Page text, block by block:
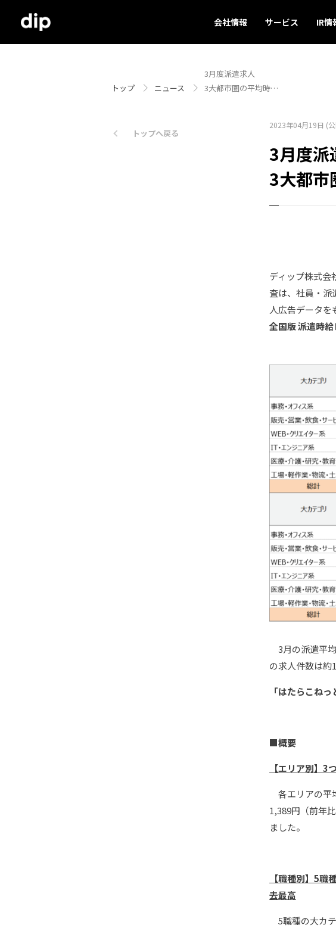
会社情報 サービス IR情
トップ ニュース
3月度派遣求人
3大都市圏の平均時…
トップへ戻る
2023年04月19日 (
3月度派
3大都市
ディップ株式会
査は、社員・派
人広告データ
全国版 派遣時
3月の派遣平
の求人件数は約
「はたらこねっ
■概要
【エリア別】
各エリアの平
1,389円（前年
ました。
【職種別】5
去最高
5職種の大カ